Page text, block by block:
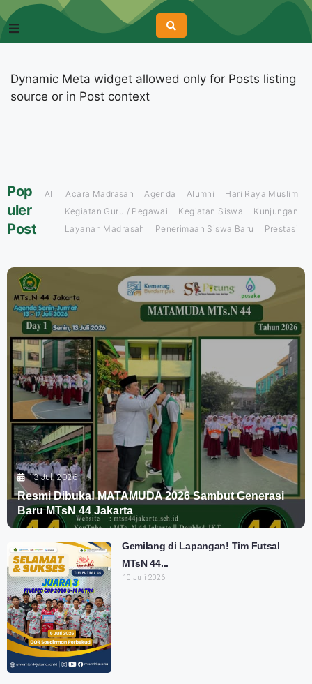
Dynamic Meta widget allowed only for Posts listing
source or in Post context
Pop
uler
Post
All Acara Madrasah Agenda Alumni
Hari Raya Muslim
Kegiatan Guru / Pegawai
Kegiatan Siswa
Kunjungan
Layanan Madrasah
Penerimaan Siswa Baru Prestasi
13 Juli 2026
Resmi Dibuka! MATAMUDA 2026 Sambut Generasi
Baru MTsN 44 Jakarta
Gemilang di Lapangan! Tim Futsal
MTsN 44...
10 Juli 2026